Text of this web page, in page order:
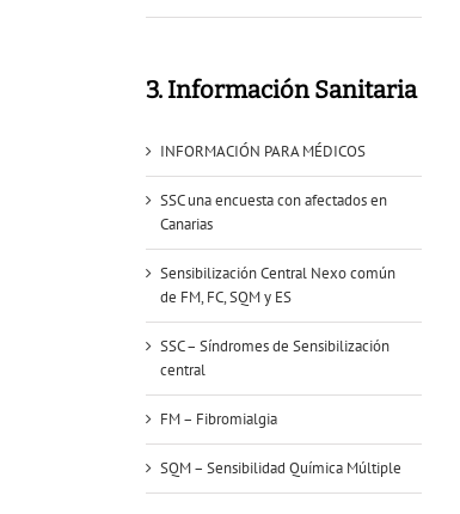
3. Información Sanitaria
INFORMACIÓN PARA MÉDICOS
SSC una encuesta con afectados en
Canarias
Sensibilización Central Nexo común
de FM, FC, SQM y ES
SSC – Síndromes de Sensibilización
central
FM – Fibromialgia
SQM – Sensibilidad Química Múltiple